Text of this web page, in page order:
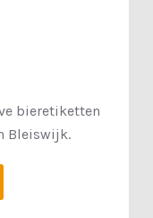
bieretiketten
Bleiswijk.